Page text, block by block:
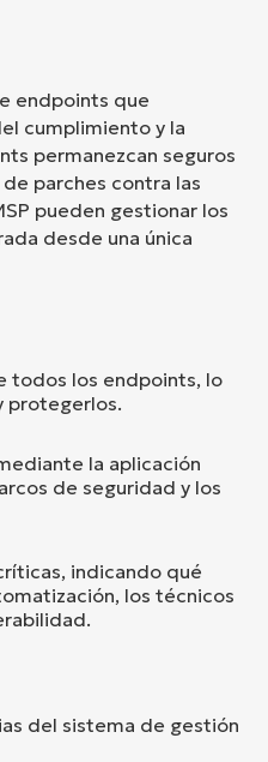
endpoints que
cumplimiento y la
permanezcan seguros
parches contra las
pueden gestionar los
desde una única
todos los endpoints, lo
protegerlos.
la aplicación
de seguridad y los
indicando qué
los técnicos
del sistema de gestión